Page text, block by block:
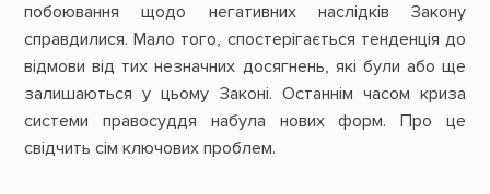
побоювання щодо негативних наслідків Закону
справдилися. Мало того, спостерігається тенденція до
відмови від тих незначних досягнень, які були або ще
залишаються у цьому Законі. Останнім часом криза
системи правосуддя набула нових форм. Про це
свідчить сім ключових проблем.